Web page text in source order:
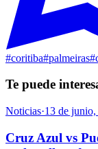
#coritiba#palmeiras#
Te puede
Noticias·13 de
Cruz Azul vs